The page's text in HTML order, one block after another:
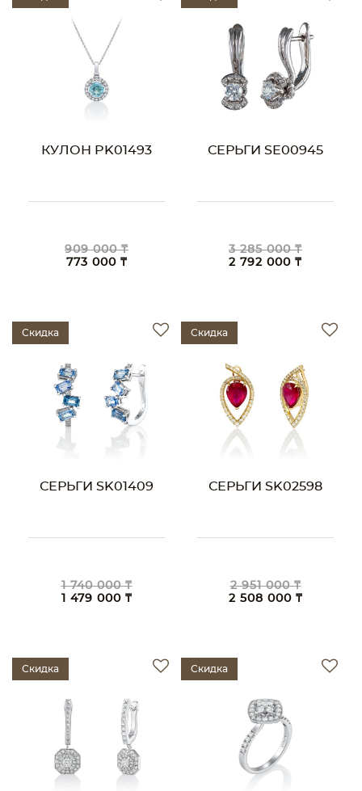
КУЛОН PK01493
909 000 ₸
773 000 ₸
СЕРЬГИ SE00945
3 285 000 ₸
2 792 000 ₸
Скидка
СЕРЬГИ SK01409
1 740 000 ₸
1 479 000 ₸
Скидка
СЕРЬГИ SK02598
2 951 000 ₸
2 508 000 ₸
Скидка Скидка